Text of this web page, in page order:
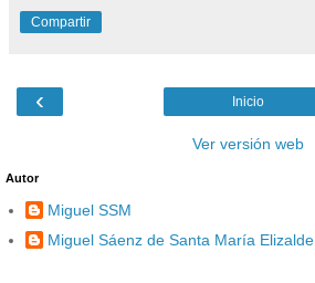
Compartir
‹ Inicio
Ver versión web
Autor
Miguel SSM
Miguel Sáenz de Santa María Elizalde